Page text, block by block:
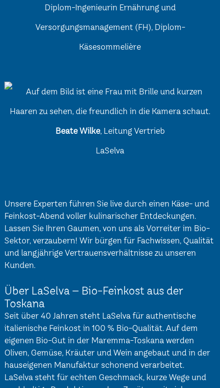
Diplom-Ingenieurin Ernährung und
Versorgungsmanagement (FH), Diplom-
Käsesommelière
Beate Wilke, Leitung Vertrieb
LaSelva
Unsere Experten führen Sie live durch einen Käse- und
Feinkost-Abend voller kulinarischer Entdeckungen.
Lassen Sie Ihren Gaumen, von uns als Vorreiter im Bio-
Sektor, verzaubern! Wir bürgen für Fachwissen, Qualität
und langjährige Vertrauensverhältnisse zu unseren
Kunden.
Über LaSelva – Bio-Feinkost aus der
Toskana
Seit über 40 Jahren steht LaSelva für authentische
italienische Feinkost in 100 % Bio-Qualität. Auf dem
eigenen Bio-Gut in der Maremma-Toskana werden
Oliven, Gemüse, Kräuter und Wein angebaut und in der
hauseigenen Manufaktur schonend verarbeitet.
LaSelva steht für echten Geschmack, kurze Wege und